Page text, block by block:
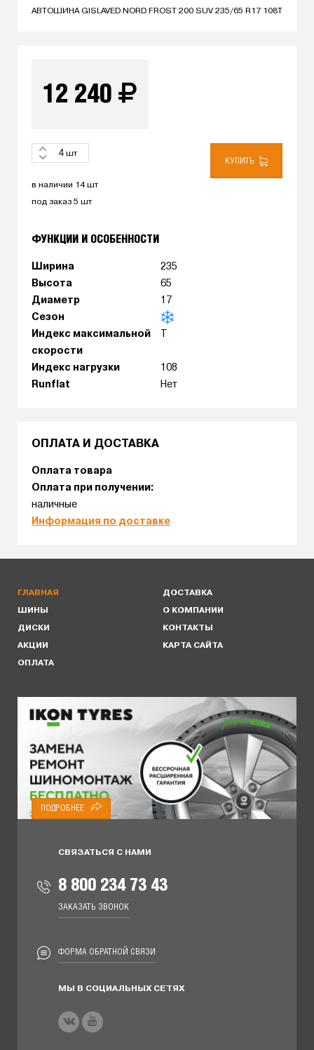
АВТОШИНА GISLAVED NORD FROST 200 SUV 235/65 R17 108T
12 240
шт
КУПИТЬ
в наличии 14 шт
под заказ 5 шт
ФУНКЦИИ И ОСОБЕННОСТИ
Ширина
235
Высота
65
Диаметр
17
Сезон
Индекс максимальной
скорости
Индекс нагрузки
108
Runflat
Нет
ОПЛАТА И ДОСТАВКА
Оплата товара
Оплата при получении:
наличные
Информация по доставке
ГЛАВНАЯ
ШИНЫ
ДИСКИ
АКЦИИ
ОПЛАТА
ДОСТАВКА
О КОМПАНИИ
КОНТАКТЫ
КАРТА САЙТА
ПОДРОБНЕЕ
СВЯЗАТЬСЯ С НАМИ
8 800 234 73 43
ЗАКАЗАТЬ ЗВОНОК
ФОРМА ОБРАТНОЙ СВЯЗИ
МЫ В СОЦИАЛЬНЫХ СЕТЯХ